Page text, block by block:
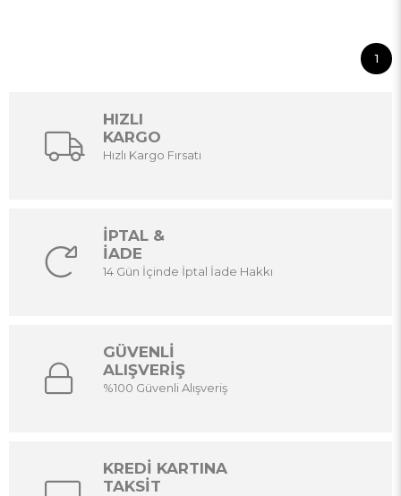
1
HIZLI
KARGO
Hızlı Kargo Fırsatı
İPTAL &
İADE
14 Gün İçinde İptal İade Hakkı
GÜVENLİ
ALIŞVERİŞ
%100 Güvenli Alışveriş
KREDİ KARTINA
TAKSİT